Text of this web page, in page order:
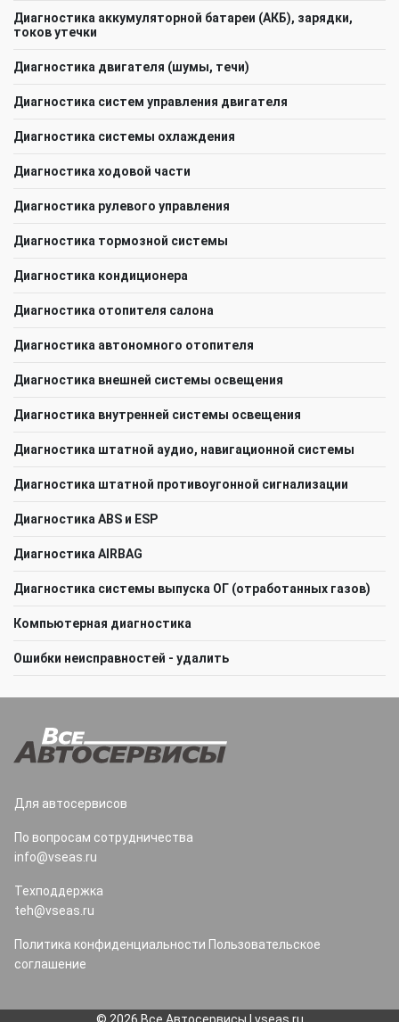
Диагностика аккумуляторной батареи (АКБ), зарядки,
токов утечки
Диагностика двигателя (шумы, течи)
Диагностика систем управления двигателя
Диагностика системы охлаждения
Диагностика ходовой части
Диагностика рулевого управления
Диагностика тормозной системы
Диагностика кондиционера
Диагностика отопителя салона
Диагностика автономного отопителя
Диагностика внешней системы освещения
Диагностика внутренней системы освещения
Диагностика штатной аудио, навигационной системы
Диагностика штатной противоугонной сигнализации
Диагностика ABS и ESP
Диагностика AIRBAG
Диагностика системы выпуска ОГ (отработанных газов)
Компьютерная диагностика
Ошибки неисправностей - удалить
Для автосервисов
По вопросам сотрудничества
info@vseas.ru
Техподдержка
teh@vseas.ru
Политика конфиденциальности Пользовательское
соглашение